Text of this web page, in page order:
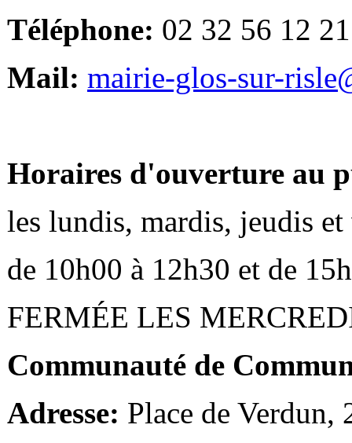
Téléphone: 02 32 56 12 21
Mail: mairie-glos-sur-
Horaires d'ouverture au
les lundis, mardis, jeudis et
de 10h00 à 12h30 et de
FERMÉE LES
Communauté de
Adresse: Place de Verdun,